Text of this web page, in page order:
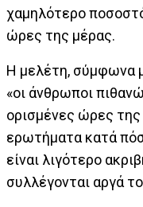
χαμηλότερο
ώρες της μέρας.
Η μελέτη, σύμφωνα
«οι άνθρωποι
ορισμένες ώρες της
ερωτήματα κατά
είναι λιγότερο
συλλέγονται αργά